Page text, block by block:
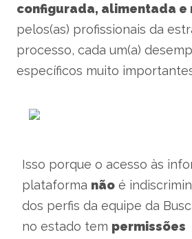
configurada, alimentada e
pelos(as) profissionais da
processo, cada um(a)
específicos muito
Isso porque o acesso às
plataforma nãoé
dos perfis da equipe da
no estado tem permissões